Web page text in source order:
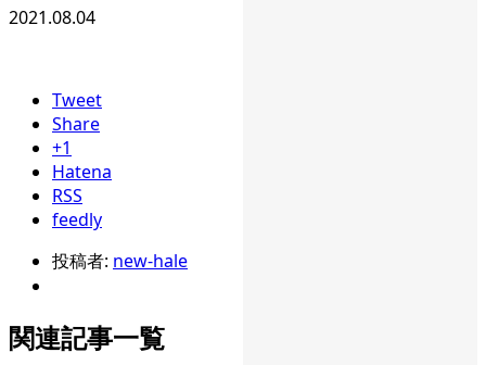
2021.08.04
Tweet
Share
+1
Hatena
RSS
feedly
投稿者: new-hale
関連記事一覧